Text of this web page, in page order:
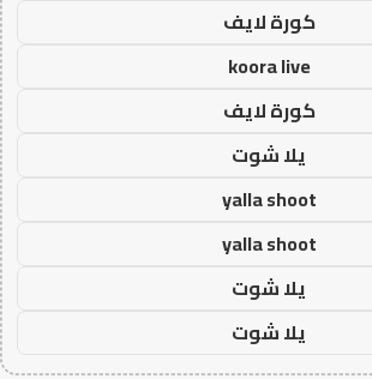
كورة لايف
koora live
كورة لايف
يلا شوت
yalla shoot
yalla shoot
يلا شوت
يلا شوت